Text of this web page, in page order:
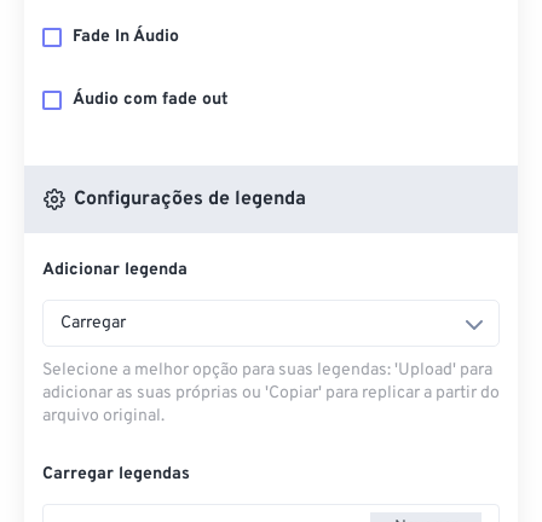
Fade In Áudio
Áudio com fade out
Configurações de legenda
Adicionar legenda
Carregar
Selecione a melhor opção para suas legendas: 'Upload' para
adicionar as suas próprias ou 'Copiar' para replicar a partir do
arquivo original.
Carregar legendas